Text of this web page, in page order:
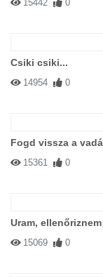
15442 0
Csiki csiki...
14954 0
Fogd vissza a
15361 0
Uram,
15069 0